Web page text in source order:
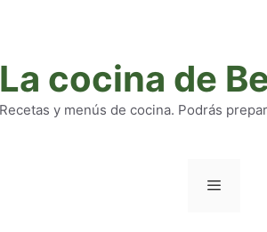
La cocina de
Recetas y menús de cocina. Podrás